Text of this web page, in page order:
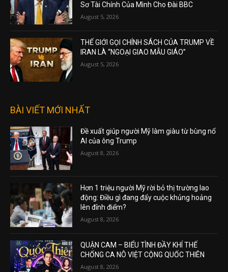
Sơ Tài Chính Của Mình Cho Đài BBC
August 5, 2026
THẾ GIỚI GỌI CHÍNH SÁCH CỦA TRUMP VỀ
IRAN LÀ “NGOẠI GIAO MẪU GIÁO”
August 5, 2026
BÀI VIẾT MỚI NHẤT
Đề xuất giúp người Mỹ làm giàu từ bùng nổ
AI của ông Trump
August 8, 2026
Hơn 1 triệu người Mỹ rời bỏ thị trường lao
động: Điều gì đang đẩy cuộc khủng hoảng
lên đỉnh điểm?
August 8, 2026
QUẬN CAM – BIỂU TÌNH ĐẦY KHÍ THẾ
CHỐNG CA NÔ VIỆT CỘNG QUỐC THIÊN
August 8, 2026